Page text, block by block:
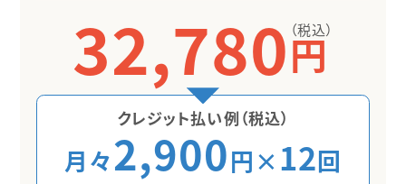
32,780 （税込）
円
クレジット払い例（税込）
月々2,900円×12回